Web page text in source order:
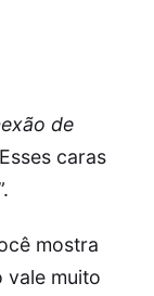
de
caras
mostra
vale muito